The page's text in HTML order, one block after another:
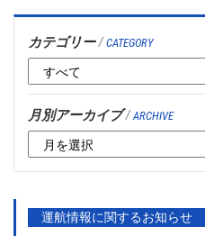
カテゴリー/ CATEGORY
月別アーカイブ/ ARCHIVE
運航情報に関するお知らせ